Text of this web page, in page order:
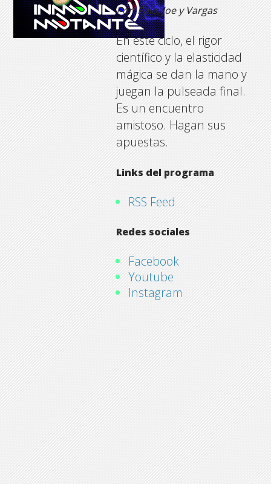
Por: Palo, Joe y Vargas
En este ciclo, el rigor
científico y la elasticidad
mágica se dan la mano y
juegan la pulseada final.
Es un encuentro
amistoso. Hagan sus
apuestas.
Links del programa
RSS Feed
Redes sociales
Facebook
Youtube
Instagram